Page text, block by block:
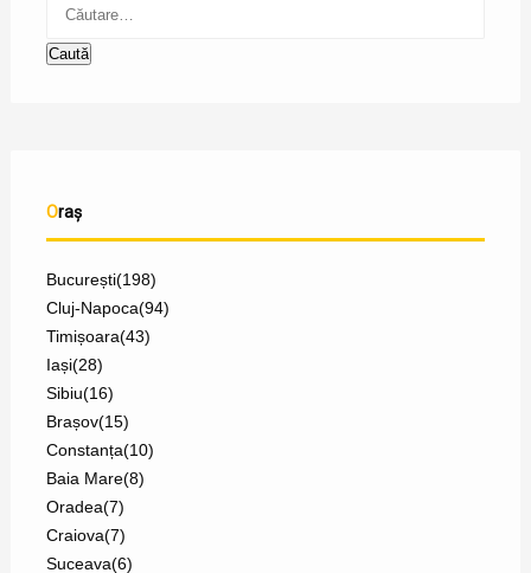
Oraș
București(198)
Cluj-Napoca(94)
Timișoara(43)
Iași(28)
Sibiu(16)
Brașov(15)
Constanța(10)
Baia Mare(8)
Oradea(7)
Craiova(7)
Suceava(6)